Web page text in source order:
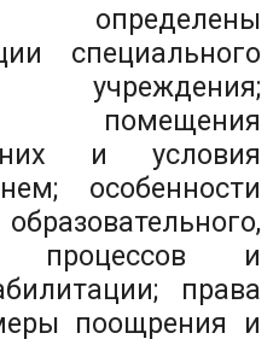
определены
специального
учреждения;
и условия
особенности
процессов и
права
поощрения и